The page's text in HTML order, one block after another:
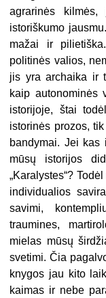
agrarinės
istoriškumo
mažai ir
politinės valios,
jis yra archaika ir
kaip autonominės
istorijoje, štai
istorinės prozos,
bandymai. Jei kas
mūsų istorijos
„Karalystes“?
individualios
savimi,
traumines,
mielas mūsų
svetimi. Čia
knygos jau kito
kaimas ir nebe